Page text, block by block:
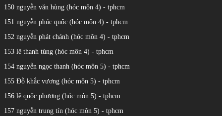
150 nguyễn văn hùng (hóc môn 4) - tphcm
151 nguyễn phúc quốc (hóc môn 4) - tphcm
152 nguyễn phát chánh (hóc môn 4) - tphcm
153 lê thanh tùng (hóc môn 4) - tphcm
154 nguyễn ngọc thanh (hóc môn 5) - tphcm
155 Đỗ khắc vương (hóc môn 5) - tphcm
156 lê quốc phương (hóc môn 5) - tphcm
157 nguyễn trung tín (hóc môn 5) - tphcm